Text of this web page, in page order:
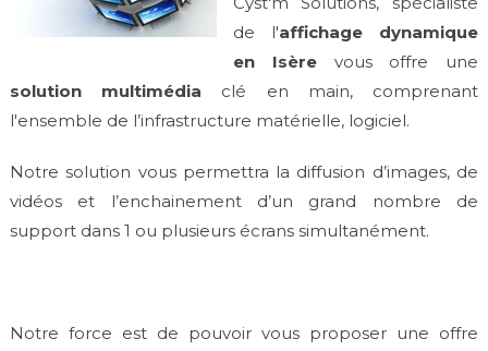
de l'affichage dynamique
en Isèrevous offre une
solution multimédia clé en main, comprenant
l'ensemble de l’infrastructure matérielle, logiciel.
Notre solution vous permettra la diffusion d’images, de
vidéos et l’enchainement d’un grand nombre de
support dans 1 ou plusieurs écrans simultanément.
Notre force est de pouvoir vous proposer une offre